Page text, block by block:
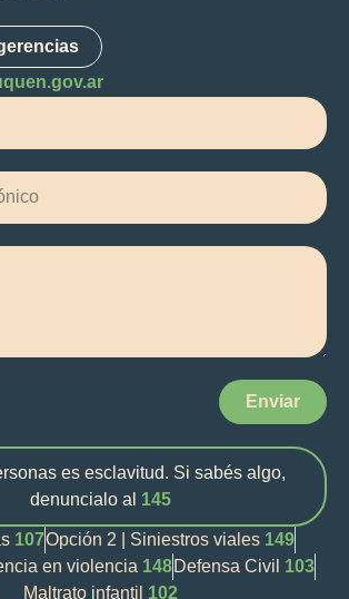
Enviar
es esclavitud. Si sabés algo,
denuncialo al 145
107Opción 2 | Siniestros viales 149
en violencia 148Defensa Civil 103
Maltrato infantil 102